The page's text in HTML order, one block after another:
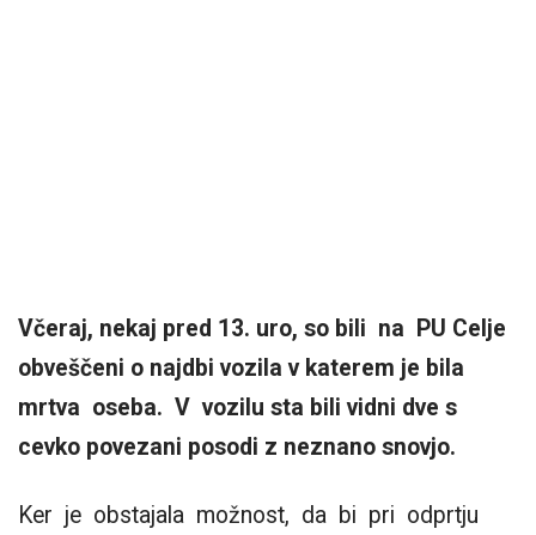
Včeraj, nekaj pred 13. uro, so bili na PU Celje
obveščeni o najdbi vozila v katerem je bila
mrtva oseba. V vozilu sta bili vidni dve s
cevko povezani posodi z neznano snovjo.
Ker je obstajala možnost, da bi pri odprtju